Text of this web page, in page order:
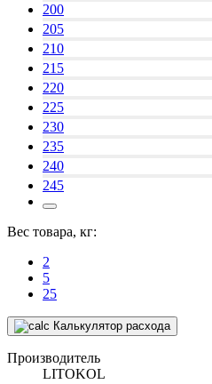
200
205
210
215
220
225
230
235
240
245
Вес товара, кг:
2
5
25
Калькулятор расхода
Производитель
LITOKOL